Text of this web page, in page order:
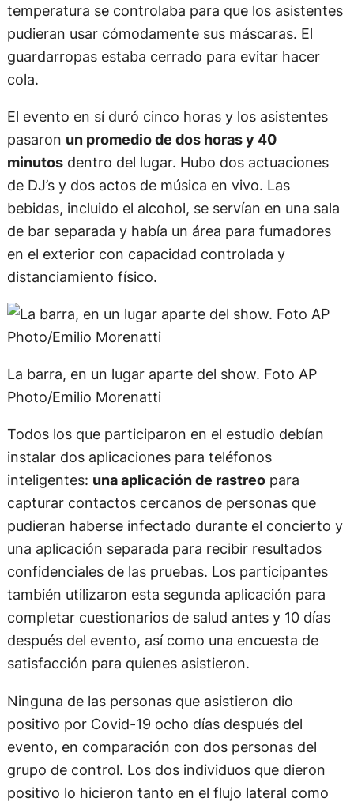
temperatura se controlaba para que los asistentes
pudieran usar cómodamente sus máscaras. El
guardarropas estaba cerrado para evitar hacer
cola.
El evento en sí duró cinco horas y los asistentes
pasaron un promedio de dos horas y 40
minutosdentro del lugar. Hubo dos actuaciones
de DJ’s y dos actos de música en vivo. Las
bebidas, incluido el alcohol, se servían en una sala
de bar separada y había un área para fumadores
en el exterior con capacidad controlada y
distanciamiento físico.
La barra, en un lugar aparte del show. Foto AP
Photo/Emilio Morenatti
Todos los que participaron en el estudio debían
instalar dos aplicaciones para teléfonos
inteligentes: una aplicación de rastreopara
capturar contactos cercanos de personas que
pudieran haberse infectado durante el concierto y
una aplicación separada para recibir resultados
confidenciales de las pruebas. Los participantes
también utilizaron esta segunda aplicación para
completar cuestionarios de salud antes y 10 días
después del evento, así como una encuesta de
satisfacción para quienes asistieron.
Ninguna de las personas que asistieron dio
positivo por Covid-19 ocho días después del
evento, en comparación con dos personas del
grupo de control. Los dos individuos que dieron
positivo lo hicieron tanto en el flujo lateral como